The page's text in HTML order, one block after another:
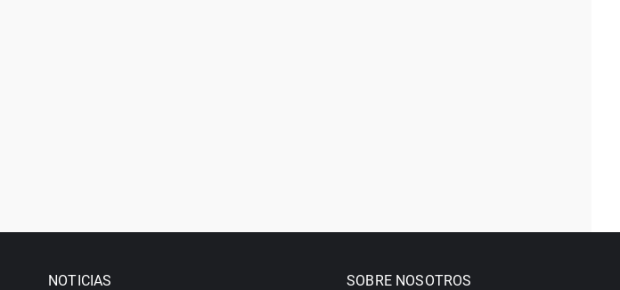
NOTICIAS SOBRE NOSOTROS